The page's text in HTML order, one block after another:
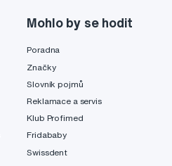
Mohlo by se hodit
Poradna
Značky
Slovník pojmů
Reklamace a servis
Klub Profimed
Fridababy
Swissdent